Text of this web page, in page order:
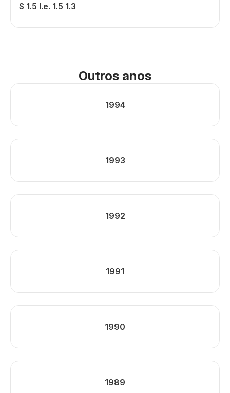
S 1.5 I.e. 1.5 1.3
Outros anos
1994
1993
1992
1991
1990
1989